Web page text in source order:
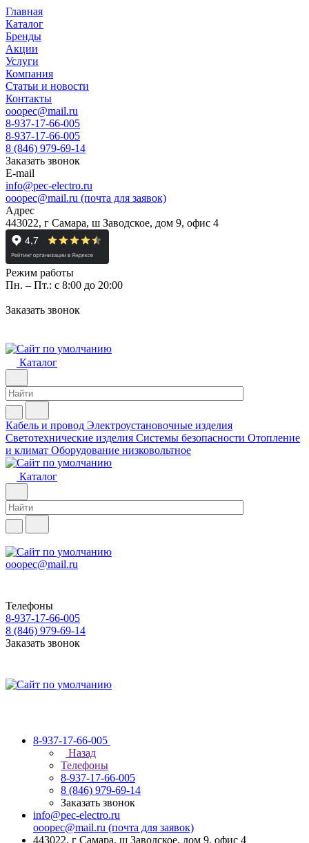
Главная
Каталог
Бренды
Акции
Услуги
Компания
Статьи и новости
Контакты
ooopec@mail.ru
8-937-17-66-005
8-937-17-66-005
8 (846) 979-69-14
Заказать звонок
E-mail
info@pec-electro.ru
ooopec@mail.ru (почта для заявок)
Адрес
443022, г Самара, ш Заводское, дом 9, офис 4
Режим работы
Пн. – Пт.: с 8:00 до 20:00
Заказать звонок
Каталог
Кабель и провод Электроустановочные изделия
Светотехнические изделия Системы безопасности Отопление
и климат Оборудование низковольтное
Каталог
ooopec@mail.ru
Телефоны
8-937-17-66-005
8 (846) 979-69-14
Заказать звонок
8-937-17-66-005
Назад
Телефоны
8-937-17-66-005
8 (846) 979-69-14
Заказать звонок
info@pec-electro.ru
ooopec@mail.ru (почта для заявок)
443022, г Самара, ш Заводское, дом 9, офис 4